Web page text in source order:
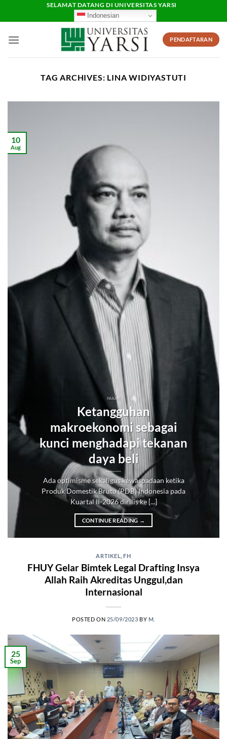
SELAMAT DATANG DI UNIVERSITAS YARSI
Indonesian
PENDAFTARAN
TAG ARCHIVES: LINA WIDIYASTUTI
PAKAR
Ketangguhan
makroekonomi sebagai
kunci menghadapi tekanan
daya beli
Ada optimisme sekaligus kewaspadaan ketika
Produk Domestik Bruto (PDB) Indonesia pada
Kuartal II-2026 dirilis ke [...]
CONTINUE READING →
10
Aug
ARTIKEL ,FH
FHUY Gelar Bimtek Legal Drafting Insya
Allah Raih Akreditas Unggul,dan
Internasional
POSTED ON 25/09/2023 BY M.
25
Sep